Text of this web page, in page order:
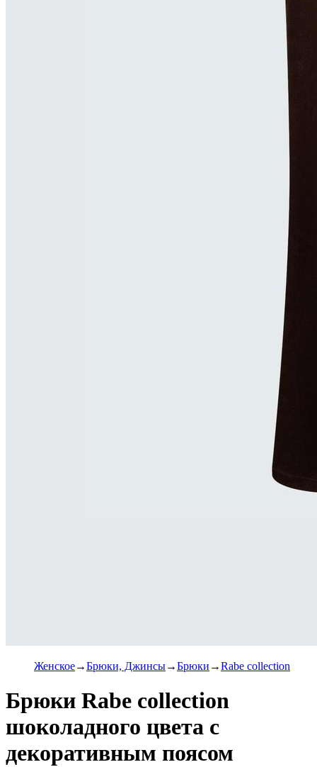
Женское Брюки, Джинсы Брюки Rabe collection
Брюки Rabe collection
шоколадного цвета с
декоративным поясом